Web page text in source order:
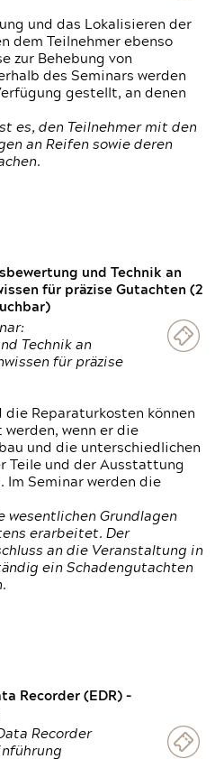
und das Lokalisieren der
dem Teilnehmer ebenso
zur Behebung von
des Seminars werden
gestellt, an denen
es, den Teilnehmer mit den
an Reifen sowie deren
und Technik an
für präzise Gutachten (2
Technik an
für präzise
die Reparaturkosten können
wenn er die
und die unterschiedlichen
Teile und der Ausstattung
Im Seminar werden die
wesentlichen Grundlagen
erarbeitet. Der
an die Veranstaltung in
ein Schadengutachten
Recorder (EDR) –
Recorder